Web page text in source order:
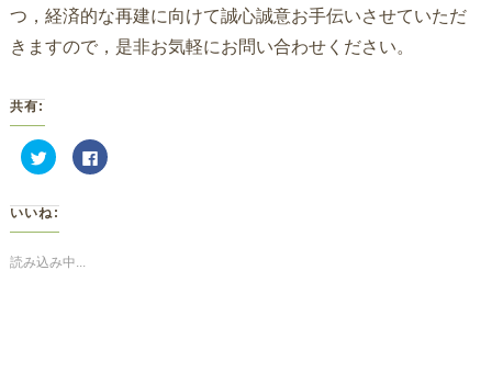
つ，経済的な再建に向けて誠心誠意お手伝いさせていただ
きますので，是非お気軽にお問い合わせください。
共有:
ク
リ
し
て
Twitter
共
有
Facebook
で
いいね:
読み込み中...